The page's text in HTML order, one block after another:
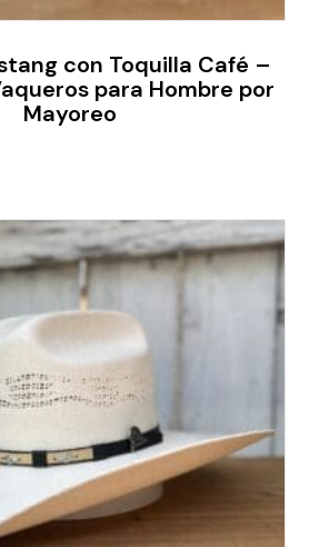
con Toquilla Café –
para Hombre por
Mayoreo